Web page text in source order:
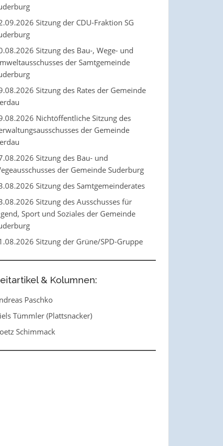
Sitzung der CDU-Fraktion SG
Sitzung des Bau-, Wege- und
der Samtgemeinde
Sitzung des Rates der Gemeinde
Nichtöffentliche Sitzung des
der Gemeinde
Sitzung des Bau- und
der Gemeinde Suderburg
Sitzung des Samtgemeinderates
Sitzung des Ausschusses für
Sport und Soziales der Gemeinde
Sitzung der Grüne/SPD-Gruppe
& Kolumnen:
Paschko
Tümmler (Plattsnacker)
Schimmack